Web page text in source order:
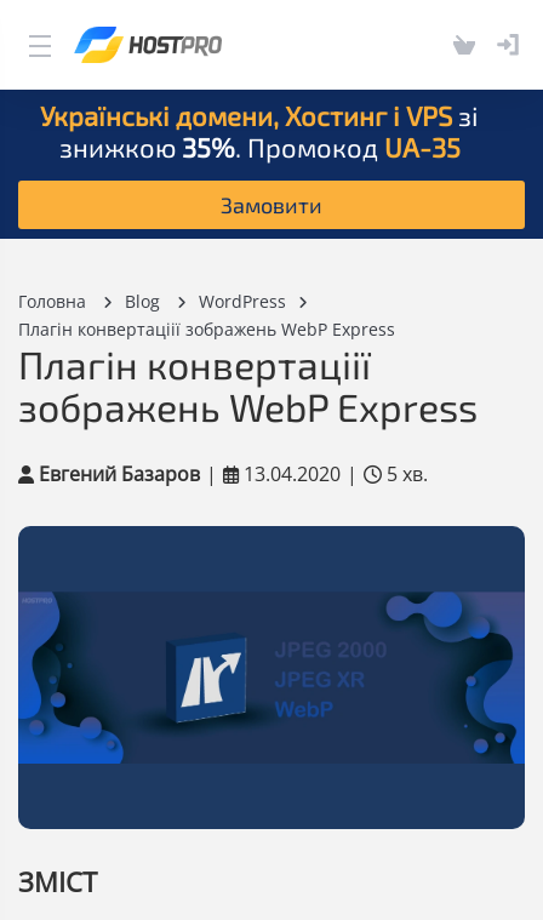
Українські домени, Хостинг і VPS зі
знижкою 35%. Промокод UA-35
Замовити
Головна Blog
WordPress
Плагін конвертаціії зображень WebP Express
Плагін конвертаціії
зображень WebP Express
Евгений Базаров | 13.04.2020 | 5 хв.
ЗМІСТ